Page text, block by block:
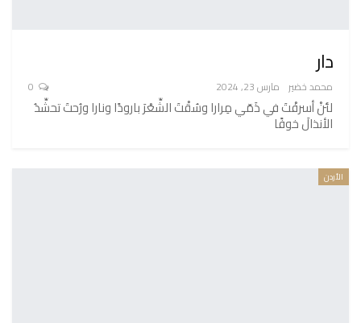
دار
محمد خضير مارس 23, 2024
لئنْ أسرفْتَ في ذَمّي مِرارا وسُقْتَ الشِّعْرَ بارودًا ونارا ورُحتَ تحشِّدُ
الأنذالَ خوفًا
الأردن